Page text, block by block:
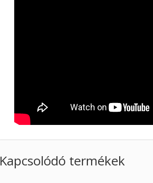
Kapcsolódó termékek